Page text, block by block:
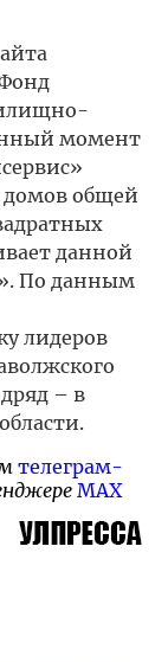
момент
домов общей
данной
По данным
лидеров
– в
телеграм-
MAX